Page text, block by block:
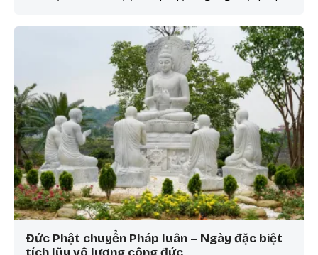
Đức Phật chuyển Pháp luân – Ngày đặc biệt